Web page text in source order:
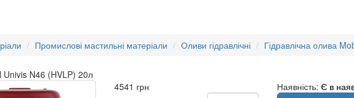
Промислові мастильні матеріали Оливи гідравлічні Гідравлічна олива
Univis N46 (HVLP) 20л
4541 грн
Наявність:Є в